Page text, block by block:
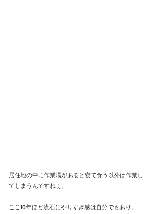
居住地の中に作業場があると寝て食う以外は作業し
てしまうんですねぇ。
ここ10年ほど流石にやりすぎ感は自分でもあり。